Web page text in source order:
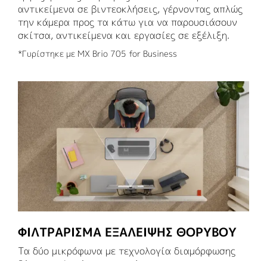
αντικείμενα σε βιντεοκλήσεις, γέρνοντας απλώς
την κάμερα προς τα κάτω για να παρουσιάσουν
σκίτσα, αντικείμενα και εργασίες σε εξέλιξη.
*Γυρίστηκε με MX Brio 705 for Business
ΦΙΛΤΡΆΡΙΣΜΑ ΕΞΆΛΕΙΨΗΣ ΘΟΡΎΒΟΥ
Τα δύο μικρόφωνα με τεχνολογία διαμόρφωσης